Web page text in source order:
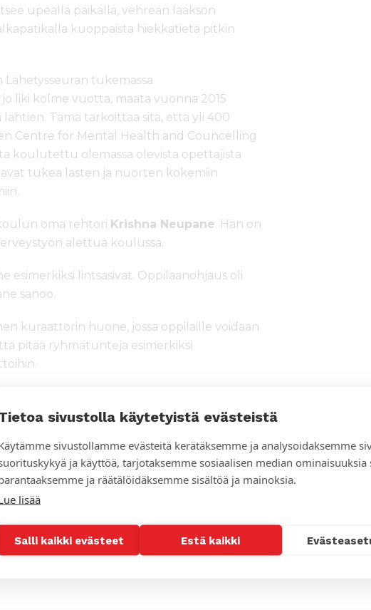
sivustolla käytetyistä evästeistä
sivustollamme evästeitä kerätäksemme ja analysoidaksemme
ja käyttöä, tarjotaksemme sosiaalisen median ominaisuuksia
ja räätälöidäksemme sisältöä ja mainoksia.
lisää
Salli kaikki evästeet Estä kaikki
upealla paikalla, vehreän laakson
kuoppaista hiekkatietä pitkin
tukemassa
liki kolme vuotta, maata vuonna 2015
Tämä tarkoittaa sitä, että yli 400
Centre for Mental Health and Councelling
koulutettu olemassa olevista opettajista
tukea lasten ja nuorten kokemiin
oma rehtori Krishna Neupane. Hän on
alettua koulussa.
esimerkiksi lintsasivat. Oppilaanohjaus oli
sanoo.
kuraattorin huone, jossa oppilaille voidaan
pitää ryhmätunteja esimerkiksi
vaan se ulottuu
koteihin asti. Koulussa opettajille opetetaan
sitä, miten tukea lapsen oppimista
joilla myönteisen kannustuksen
kouluhyvinvointia ja läsnöoloa. Luokat
kukin oppii vastuunkantoa siivousvuorosta
opastetaan lasten myönteisen
tärkeydestä.